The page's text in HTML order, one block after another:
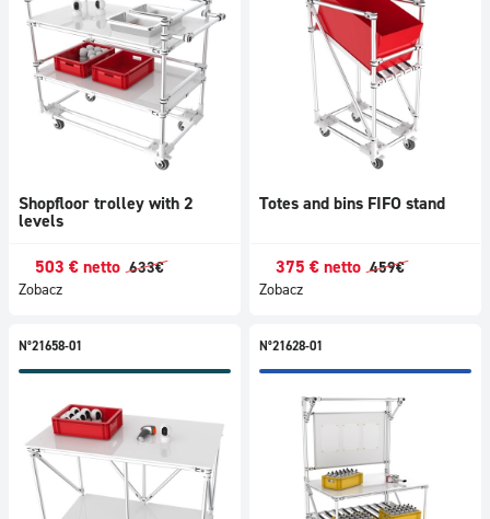
Shopfloor trolley with 2
levels
503 € netto 633€
Zobacz
Totes and bins FIFO stand
375 € netto 459€
Zobacz
N°21658-01 N°21628-01